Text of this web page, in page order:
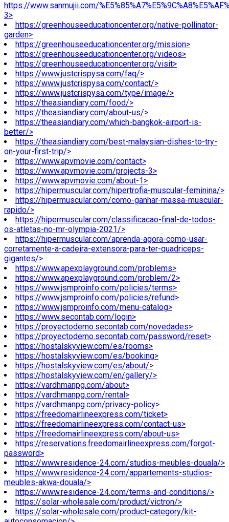
https://www.sanmujii.com/
3>
https://greenhouseeducationcenter.org/native-pollinator-
garden>
https://greenhouseeducationcenter.org/mission>
https://greenhouseeducationcenter.org/videos>
https://greenhouseeducationcenter.org/visit>
https://www.justcrispysa.com/faq/>
https://www.justcrispysa.com/contact/>
https://www.justcrispysa.com/type/image/>
https://theasiandiary.com/food/>
https://theasiandiary.com/about-us/>
https://theasiandiary.com/which-bangkok-airport-is-
better/>
https://theasiandiary.com/best-malaysian-dishes-to-try-
on-your-first-trip/>
https://www.apvmovie.com/contact>
https://www.apvmovie.com/projects-3>
https://www.apvmovie.com/about-1>
https://hipermuscular.com/hipertrofia-muscular-feminina/>
https://hipermuscular.com/como-ganhar-massa-muscular-
rapido/>
https://hipermuscular.com/classificacao-final-de-todos-
os-atletas-no-mr-olympia-2021/>
https://hipermuscular.com/aprenda-agora-como-usar-
corretamente-a-cadeira-extensora-para-ter-quadriceps-
gigantes/>
https://www.apexplayground.com/problems>
https://www.apexplayground.com/problem/2>
https://www.jsmproinfo.com/policies/terms>
https://www.jsmproinfo.com/policies/refund>
https://www.jsmproinfo.com/menu-catalog>
https://www.secontab.com/login>
https://proyectodemo.secontab.com/novedades>
https://proyectodemo.secontab.com/password/reset>
https://hostalskyview.com/es/rooms>
https://hostalskyview.com/es/booking>
https://hostalskyview.com/es/about/>
https://hostalskyview.com/en/gallery/>
https://vardhmanpg.com/about>
https://vardhmanpg.com/rental>
https://vardhmanpg.com/privacy-policy>
https://freedomairlineexpress.com/ticket>
https://freedomairlineexpress.com/contact-us>
https://freedomairlineexpress.com/about-us>
https://reservations.freedomairlineexpress.com/forgot-
password>
https://www.residence-24.com/studios-meubles-douala/>
https://www.residence-24.com/appartements-studios-
meubles-akwa-douala/>
https://www.residence-24.com/terms-and-conditions/>
https://solar-wholesale.com/product/victron/>
https://solar-wholesale.com/product-category/kit-